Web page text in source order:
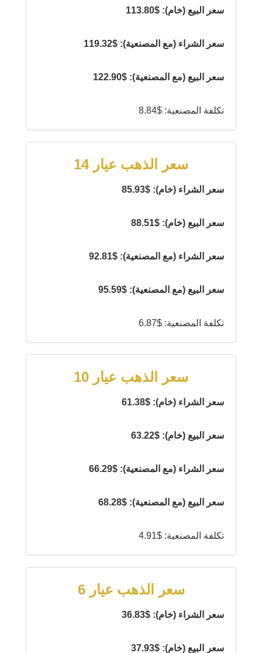
سعر البيع (خام): $113.80
سعر الشراء (مع المصنعية): $119.32
سعر البيع (مع المصنعية): $122.90
تكلفة المصنعية: $8.84
سعر الذهب عيار 14
سعر الشراء (خام): $85.93
سعر البيع (خام): $88.51
سعر الشراء (مع المصنعية): $92.81
سعر البيع (مع المصنعية): $95.59
تكلفة المصنعية: $6.87
سعر الذهب عيار 10
سعر الشراء (خام): $61.38
سعر البيع (خام): $63.22
سعر الشراء (مع المصنعية): $66.29
سعر البيع (مع المصنعية): $68.28
تكلفة المصنعية: $4.91
سعر الذهب عيار 6
سعر الشراء (خام): $36.83
سعر البيع (خام): $37.93